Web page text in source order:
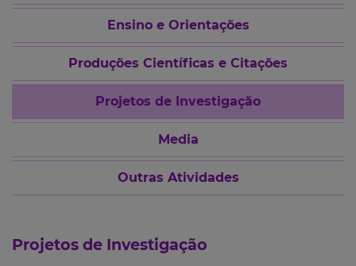
Ensino e Orientações
Produções Científicas e Citações
Projetos de Investigação
Media
Outras Atividades
Projetos de Investigação